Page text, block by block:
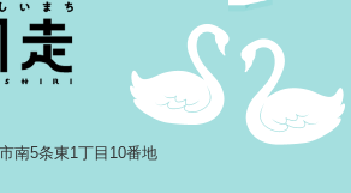
南5条東1丁目10番地